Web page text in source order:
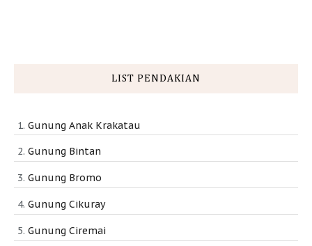
LIST PENDAKIAN
Gunung Anak Krakatau
Gunung Bintan
Gunung Bromo
Gunung Cikuray
Gunung Ciremai